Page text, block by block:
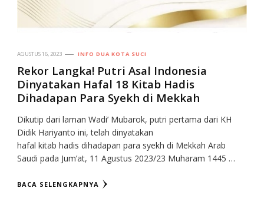
AGUSTUS 16, 2023 INFO DUA KOTA SUCI
Rekor Langka! Putri Asal Indonesia
Dinyatakan Hafal 18 Kitab Hadis
Dihadapan Para Syekh di Mekkah
Dikutip dari laman Wadi’ Mubarok, putri pertama dari KH
Didik Hariyanto ini, telah dinyatakan
hafal kitab hadis dihadapan para syekh di Mekkah Arab
Saudi pada Jum’at, 11 Agustus 2023/23 Muharam 1445 …
BACA SELENGKAPNYA